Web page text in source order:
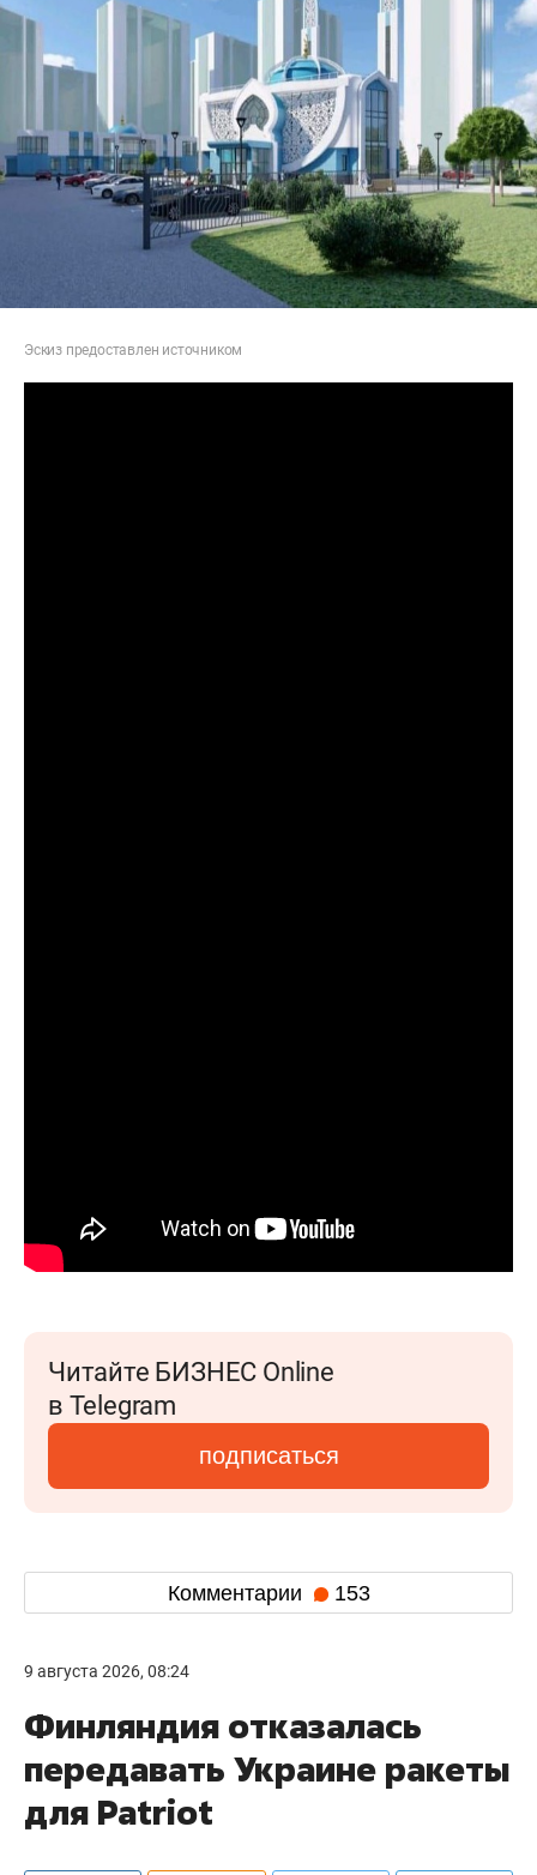
Эскиз предоставлен источником
Читайте БИЗНЕС Online
в Telegram
подписаться
Комментарии 153
9 августа 2026, 08:24
Финляндия отказалась
передавать Украине ракеты
для Patriot